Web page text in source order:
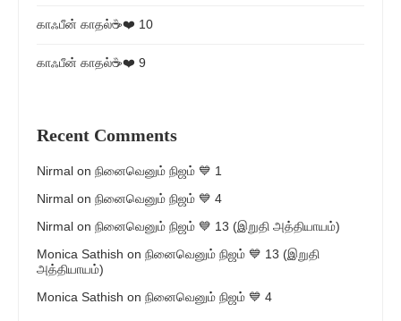
காஃபீன் காதல்☕❤️ 10
காஃபீன் காதல்☕❤️ 9
Recent Comments
Nirmal on நினைவெனும் நிஜம் 💙 1
Nirmal on நினைவெனும் நிஜம் 💙 4
Nirmal on நினைவெனும் நிஜம் 💙 13 (இறுதி அத்தியாயம்)
Monica Sathish on நினைவெனும் நிஜம் 💙 13 (இறுதி
அத்தியாயம்)
Monica Sathish on நினைவெனும் நிஜம் 💙 4